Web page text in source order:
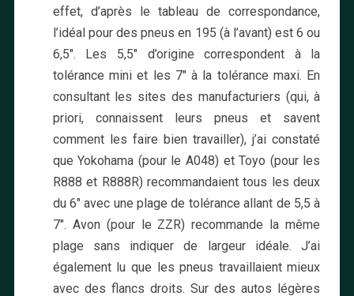
effet, d’après le tableau de correspondance,
l’idéal pour des pneus en 195 (à l’avant) est 6 ou
6,5″. Les 5,5″ d’origine correspondent à la
tolérance mini et les 7″ à la tolérance maxi. En
consultant les sites des manufacturiers (qui, à
priori, connaissent leurs pneus et savent
comment les faire bien travailler), j’ai constaté
que Yokohama (pour le A048) et Toyo (pour les
R888 et R888R) recommandaient tous les deux
du 6″ avec une plage de tolérance allant de 5,5 à
7″. Avon (pour le ZZR) recommande la même
plage sans indiquer de largeur idéale. J’ai
également lu que les pneus travaillaient mieux
avec des flancs droits. Sur des autos légères